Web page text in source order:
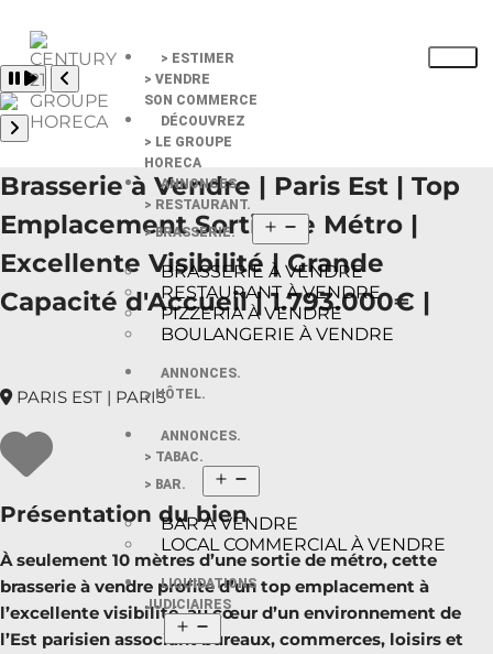
> ESTIMER
> VENDRE
SON COMMERCE
DÉCOUVREZ
> LE GROUPE
HORECA
ANNONCES.
> RESTAURANT.
> BRASSERIE.
BRASSERIE À VENDRE
RESTAURANT À VENDRE
PIZZERIA À VENDRE
BOULANGERIE À VENDRE
ANNONCES.
> HÔTEL.
ANNONCES.
> TABAC.
> BAR.
BAR À VENDRE
LOCAL COMMERCIAL À VENDRE
LIQUIDATIONS
JUDICIAIRES
Pause slide rotation
Resume slide rotation
Previous slide
Next slide
Brasserie à Vendre | Paris Est | Top
Emplacement Sortie de Métro |
Excellente Visibilité | Grande
Capacité d'Accueil | 1.793.000€ |
PARIS EST | PARIS
Présentation du bien
À seulement 10 mètres d’une sortie de métro, cette
brasserie à vendre profite d’un top emplacement à
l’excellente visibilité, au cœur d’un environnement de
l’Est parisien associant bureaux, commerces, loisirs et